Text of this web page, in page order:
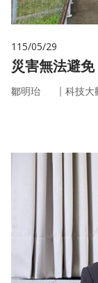
115/05/29
災害無法避
鄒明珆 ｜ 科技大